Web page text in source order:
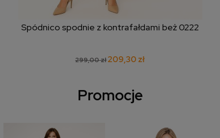
Spódnico spodnie z kontrafałdami beż 0222
299,00 zł209,30 zł
Promocje